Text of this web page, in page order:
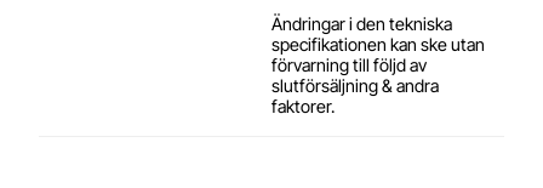
Ändringar i den tekniska
specifikationen kan ske utan
förvarning till följd av
slutförsäljning & andra
faktorer.